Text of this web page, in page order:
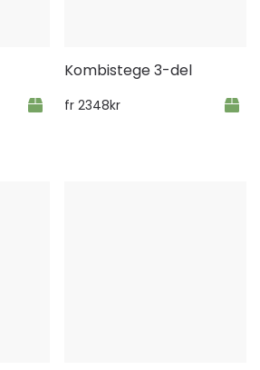
Kombistege 3-del
fr2348kr